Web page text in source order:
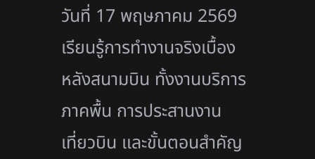
วันที่ 17 พฤษภาคม 2569
เรียนรู้การทำงานจริงเบื้อง
หลังสนามบิน ทั้งงานบริการ
ภาคพื้น การประสานงาน
เที่ยวบิน และขั้นตอนสำคัญ